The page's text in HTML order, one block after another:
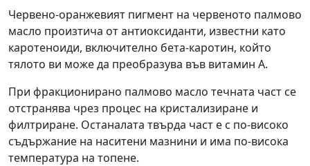
Червено-оранжевият пигмент на червеното палмово
масло произтича от антиоксиданти, известни като
каротеноиди, включително бета-каротин, който
тялото ви може да преобразува във витамин А.
При фракционирано палмово масло течната част се
отстранява чрез процес на кристализиране и
филтриране. Останалата твърда част е с по-високо
съдържание на наситени мазнини и има по-висока
температура на топене.